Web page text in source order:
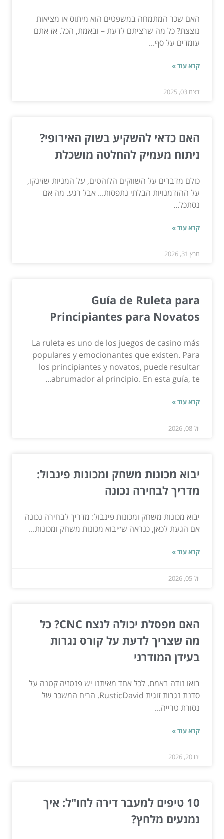
האם שכר המתמחה במשפטים הוא מיתוס או מציאות
נוצצת? כל מה שרציתם לדעת – ובאמת, הכל. אז אתם
עומדים על סף...
קרא עוד »
דצמ 03, 2025
האם כדאי להשקיע בשוק האירופי?
ניתוח מעמיק להחלטה מושכלת
כולם מדברים על השווקים הלוהטים, על המניות שזינקו,
על ההזדמנויות הבלתי נתפסות... אבל רגע. מה אם
נסתכל...
קרא עוד »
מרץ 31, 2026
Guía de Ruleta para
Principiantes para Novatos
La ruleta es uno de los juegos de casino más
populares y emocionantes que existen. Para
los principiantes y novatos, puede resultar
abrumador al principio. En esta guía, te...
קרא עוד »
יול 08, 2026
יבוא מכונות משחק ומכונות פינבול:
מדריך לבחירה נכונה
יבוא מכונות משחק ומכונות פינבול: מדריך לבחירה נכונה
אם הגעת לכאן, כנראה ש״יבוא מכונות משחק ומכונות...
קרא עוד »
יול 05, 2026
האם מפסלת יכולה לנצח CNC? כל
מה שצריך לדעת על קורס נגרות
בעידן המודרני
בואו נודה באמת. לכל אחד מאיתנו יש פנטזיה קטנה על
סדנת נגרות זוגית RusticDavid. הריח המשכר של
נסורת טרייה...
קרא עוד »
ינו 20, 2026
10 טיפים למעבר דירה לחו"ל: איך
נמנעים מלחץ?